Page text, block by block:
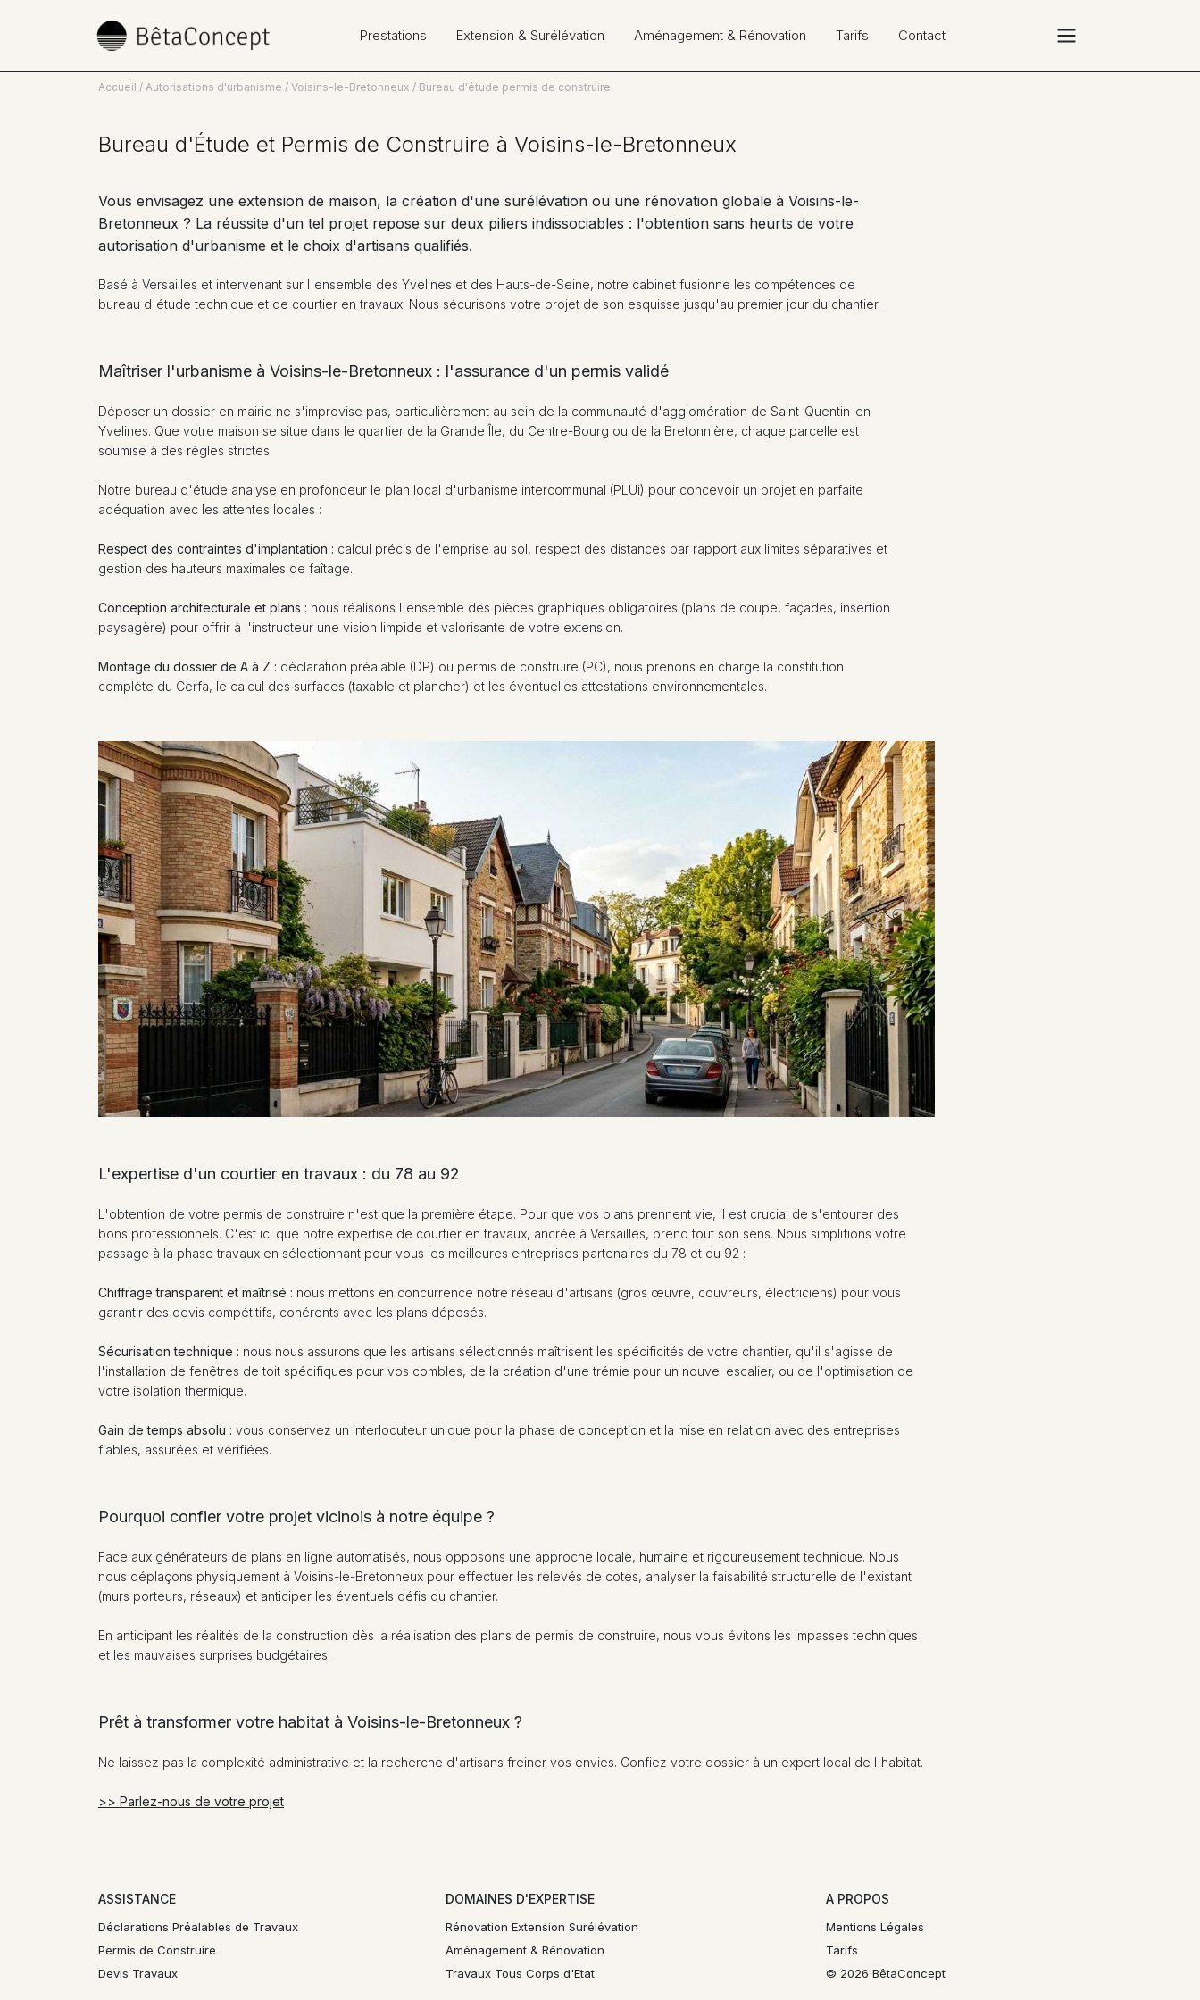
Prestations Extension & Surélévation Aménagement & Rénovation Tarifs Contact
Accueil Autorisations d'urbanisme Voisins-le-Bretonneux Bureau d'étude permis de construire
Bureau d'Étude et Permis de Construire à Voisins-le-Bretonneux
Vous envisagez une extension de maison, la création d'une surélévation ou une rénovation globale à Voisins-le-
Bretonneux ? La réussite d'un tel projet repose sur deux piliers indissociables : l'obtention sans heurts de votre
autorisation d'urbanisme et le choix d'artisans qualifiés.
Basé à Versailles et intervenant sur l'ensemble des Yvelines et des Hauts-de-Seine, notre cabinet fusionne les compétences de
bureau d'étude technique et de courtier en travaux. Nous sécurisons votre projet de son esquisse jusqu'au premier jour du chantier.
Maîtriser l'urbanisme à Voisins-le-Bretonneux : l'assurance d'un permis validé
Déposer un dossier en mairie ne s'improvise pas, particulièrement au sein de la communauté d'agglomération de Saint-Quentin-en-
Yvelines. Que votre maison se situe dans le quartier de la Grande Île, du Centre-Bourg ou de la Bretonnière, chaque parcelle est
soumise à des règles strictes.
Notre bureau d'étude analyse en profondeur le plan local d'urbanisme intercommunal (PLUi) pour concevoir un projet en parfaite
adéquation avec les attentes locales :
Respect des contraintes d'implantation : calcul précis de l'emprise au sol, respect des distances par rapport aux limites séparatives et
gestion des hauteurs maximales de faîtage.
Conception architecturale et plans : nous réalisons l'ensemble des pièces graphiques obligatoires (plans de coupe, façades, insertion
paysagère) pour offrir à l'instructeur une vision limpide et valorisante de votre extension.
Montage du dossier de A à Z : déclaration préalable (DP) ou permis de construire (PC), nous prenons en charge la constitution
complète du Cerfa, le calcul des surfaces (taxable et plancher) et les éventuelles attestations environnementales.
L'expertise d'un courtier en travaux : du 78 au 92
L'obtention de votre permis de construire n'est que la première étape. Pour que vos plans prennent vie, il est crucial de s'entourer des
bons professionnels. C'est ici que notre expertise de courtier en travaux, ancrée à Versailles, prend tout son sens. Nous simplifions votre
passage à la phase travaux en sélectionnant pour vous les meilleures entreprises partenaires du 78 et du 92 :
Chiffrage transparent et maîtrisé : nous mettons en concurrence notre réseau d'artisans (gros œuvre, couvreurs, électriciens) pour vous
garantir des devis compétitifs, cohérents avec les plans déposés.
Sécurisation technique : nous nous assurons que les artisans sélectionnés maîtrisent les spécificités de votre chantier, qu'il s'agisse de
l'installation de fenêtres de toit spécifiques pour vos combles, de la création d'une trémie pour un nouvel escalier, ou de l'optimisation de
votre isolation thermique.
Gain de temps absolu : vous conservez un interlocuteur unique pour la phase de conception et la mise en relation avec des entreprises
fiables, assurées et vérifiées.
Pourquoi confier votre projet vicinois à notre équipe ?
Face aux générateurs de plans en ligne automatisés, nous opposons une approche locale, humaine et rigoureusement technique. Nous
nous déplaçons physiquement à Voisins-le-Bretonneux pour effectuer les relevés de cotes, analyser la faisabilité structurelle de l'existant
(murs porteurs, réseaux) et anticiper les éventuels défis du chantier.
En anticipant les réalités de la construction dès la réalisation des plans de permis de construire, nous vous évitons les impasses techniques
et les mauvaises surprises budgétaires.
Prêt à transformer votre habitat à Voisins-le-Bretonneux ?
Ne laissez pas la complexité administrative et la recherche d'artisans freiner vos envies. Confiez votre dossier à un expert local de l'habitat.
>> Parlez-nous de votre projet
ASSISTANCE
Déclarations Préalables de Travaux
Permis de Construire
Devis Travaux
DOMAINES D'EXPERTISE
Rénovation Extension Surélévation
Aménagement & Rénovation
Travaux Tous Corps d'Etat
A PROPOS
Mentions Légales
Tarifs
© 2026 BêtaConcept